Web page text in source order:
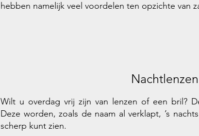
hebben namelijk veel voordelen ten opzichte van
Nachtlenzen
Wilt u overdag vrij zijn van lenzen of een bril?
Deze worden, zoals de naam al verklapt, ’s
scherp kunt zien.